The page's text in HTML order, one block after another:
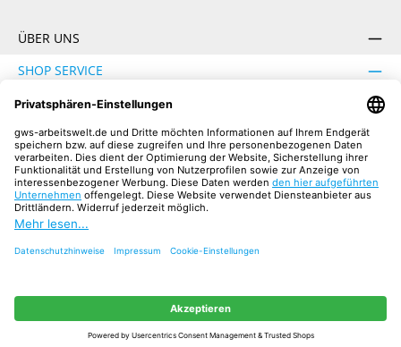
ÜBER UNS
SHOP SERVICE
INFORMATION
SICHER EINKAUFEN
UNSERE COMMUNITIES
FacebookInstagramYouTube
Alle Preise inkl. gesetzl. Mehrwertsteuer zzgl.
Nachnahmegebühren, wenn nicht anders angegeben.
© 2026 GWS Arbeitswelt Onlineshop - Alle Rechte vorbehalten.